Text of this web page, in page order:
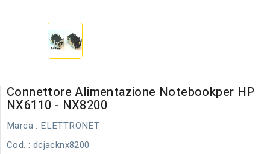
Connettore Alimentazione Notebookper HP
NX6110 - NX8200
Marca : ELETTRONET
Cod. : dcjacknx8200